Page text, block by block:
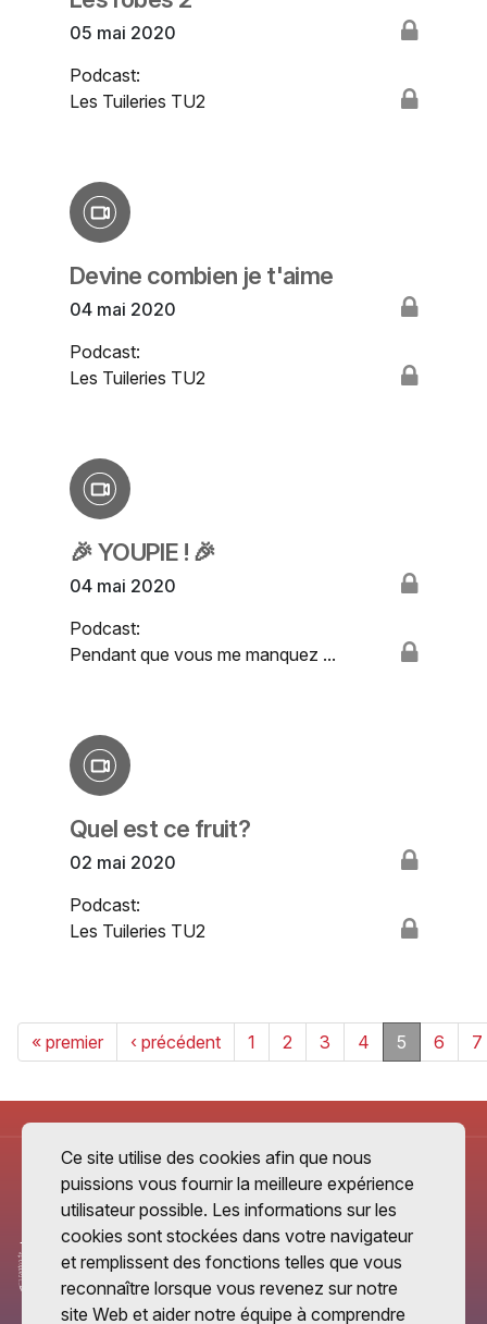
05 mai 2020
Podcast:
Les Tuileries TU2
Devine combien je t'aime
04 mai 2020
Podcast:
Les Tuileries TU2
🎉 YOUPIE ! 🎉
04 mai 2020
Podcast:
Pendant que vous me manquez ...
Quel est ce fruit?
02 mai 2020
Podcast:
Les Tuileries TU2
« premier ‹ précédent 1 2 3 4 5 6 7
Ce site utilise des cookies afin que nous
puissions vous fournir la meilleure expérience
utilisateur possible. Les informations sur les
cookies sont stockées dans votre navigateur
et remplissent des fonctions telles que vous
reconnaître lorsque vous revenez sur notre
site Web et aider notre équipe à comprendre